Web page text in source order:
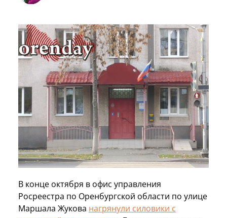
В конце октября в офис управления
Росреестра по Оренбургской области по улице
Маршала Жукова нагрянули силовики с